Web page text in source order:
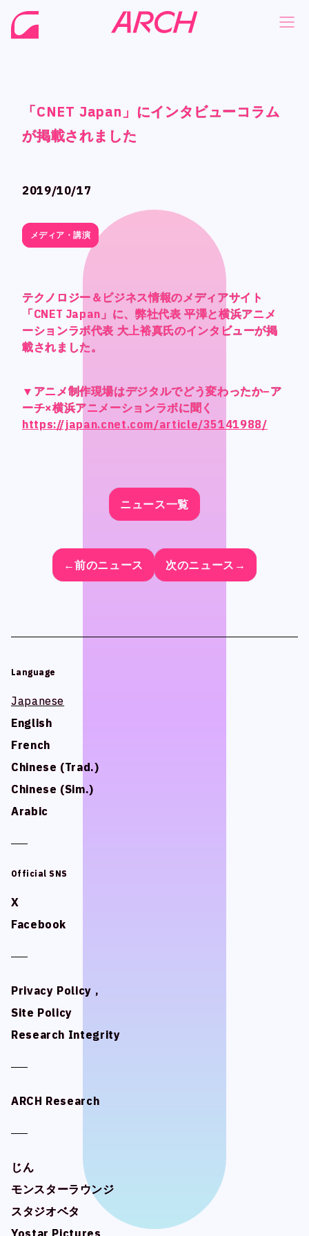
「CNET Japan」にインタビューコラム
が掲載されました
2019/10/17
テクノロジー＆ビジネス情報のメディアサイト
「CNET Japan」に、弊社代表 平澤と横浜アニメ
ーションラボ代表 大上裕真氏のインタビューが掲
載されました。
▼アニメ制作現場はデジタルでどう変わったか–ア
ーチ×横浜アニメーションラボに聞く
https://japan.cnet.com/article/35141988/
ニュース一覧
←前のニュース 次のニュース→
Language
Japanese
English
French
Chinese (Trad.)
Chinese (Sim.)
Arabic
Official SNS
X
Facebook
Privacy Policy ,
Site Policy
Research Integrity
ARCH Research
じん
モンスターラウンジ
スタジオベタ
Yostar Pictures
「CNET Japan」にインタビューコラム
が掲載されました
テクノロジー＆ビジネス情報のメディアサイト
「CNET Japan」に、弊社代表 平澤と横浜アニメ
ーションラボ代表 大上裕真氏のインタビューが掲
載されました。
▼アニメ制作現場はデジタルでどう変わったか–ア
ーチ×横浜アニメーションラボに聞く
https://japan.cnet.com/article/35141988/
ニュース一覧
←前のニュース 次のニュース→
「CNET Japan」にインタビューコラム
が掲載されました
メディア・講演
テクノロジー＆ビジネス情報のメディアサイト
「CNET Japan」に、弊社代表 平澤と横浜アニメ
ーションラボ代表 大上裕真氏のインタビューが掲
載されました。
▼アニメ制作現場はデジタルでどう変わったか–ア
ーチ×横浜アニメーションラボに聞く
https://japan.cnet.com/article/35141988/
ニュース一覧
←前のニュース 次のニュース→
NEWS
COMPANY
RECRUIT
CONTACT
Language
Facebook
Privacy Policy , Site Policy
Research Integrity
じん
モンスターラウンジ
Yostar Pictures
MARU Animation
NEWS
COMPANY
RECRUIT
CONTACT
Language
Facebook
Privacy Policy , Site Policy
Research Integrity
じん
モンスターラウンジ
Yostar Pictures
MARU Animation
「CNET Japan」にインタビューコラム
が掲載されました
2019/10/17
メディア・講演
テクノロジー＆ビジネス情報のメディアサイト
「CNET Japan」に、弊社代表 平澤と横浜アニメ
ーションラボ代表 大上裕真氏のインタビューが掲
載されました。
▼アニメ制作現場はデジタルでどう変わったか–ア
ーチ×横浜アニメーションラボに聞く
https://japan.cnet.com/article/35141988/
ニュース一覧
←前のニュース 次のニュース→
Language
Japanese
English
French
Chinese (Trad.)
Chinese (Sim.)
Arabic
Official SNS
X
Facebook
Privacy Policy ,
Site Policy
Research Integrity
ARCH Research
じん
モンスターラウンジ
スタジオベタ
Yostar Pictures